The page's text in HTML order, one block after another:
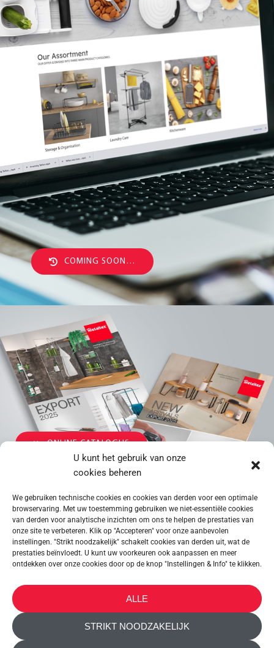
U kunt het gebruik van onze
cookies beheren
We gebruiken technische cookies en cookies van derden voor een optimale
browservaring. Met uw toestemming gebruiken we niet-essentiële cookies
van derden voor analytische inzichten om ons te helpen de prestaties van
onze site te verbeteren. Klik op "Accepteren" voor onze aanbevolen
instellingen. "Strikt noodzakelijk" schakelt cookies van derden uit, wat de
prestaties beïnvloedt. U kunt uw voorkeuren ook aanpassen en meer
ontdekken over onze cookies door op de knop "Instellingen & Info" te klikken.
ALLE
STRIKT NOODZAKELIJK
COMING SOON…
ONLINE CATALOGUS
ALGEMENE CATALOGUS
NIEUWS 2026
METALTEX SA © 2023 Powered by Ticyweb